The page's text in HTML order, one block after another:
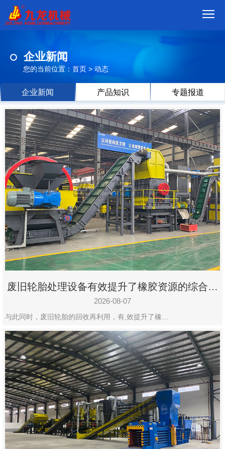
品
视
频
现
场
方
案
动
态
联
系
郑
州
市
九
设
有
限
公
司
豫
ICP
备
19020390
号-1
企业新闻
您的当前位置： 首页 > 动态
企业新闻 产品知识 专题报道
废旧轮胎处理设备有效提升了橡胶资源的综合利
用率
2026-08-07
与此同时，废旧轮胎的回收再利用，有,效提升了橡…